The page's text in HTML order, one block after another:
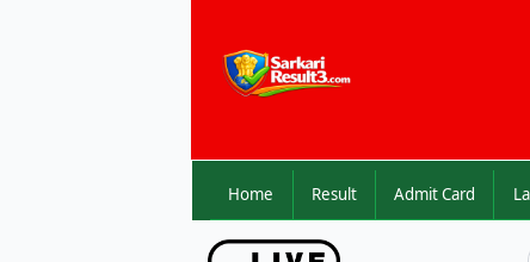
Home Result Admit Card